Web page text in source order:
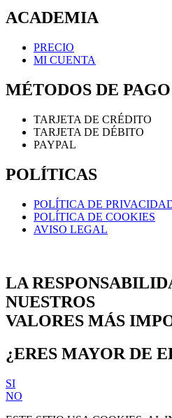
ACADEMIA
PRECIO
MI CUENTA
MÉTODOS DE PAGO
TARJETA DE CRÉDITO
TARJETA DE DÉBITO
PAYPAL
POLÍTICAS
POLÍTICA DE
POLÍTICA DE COOKIES
AVISO LEGAL
LA
NUESTROS
VALORES MÁS
¿ERES MAYOR DE
SI
NO